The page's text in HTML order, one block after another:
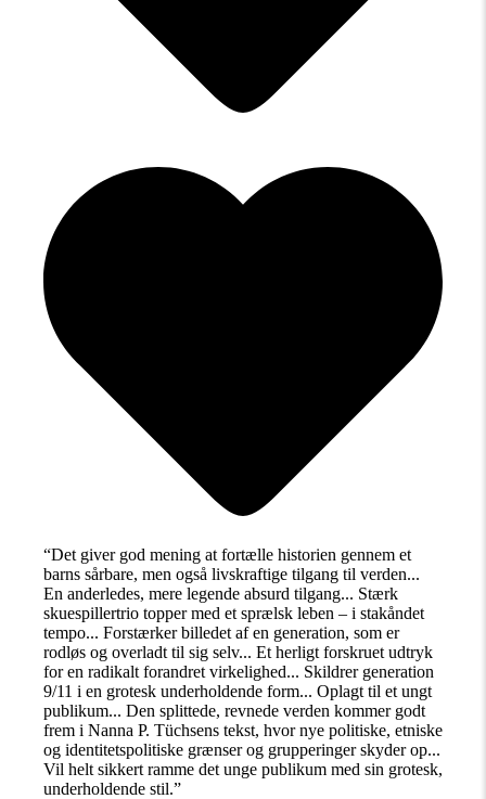
“Det giver god mening at fortælle historien gennem et
barns sårbare, men også livskraftige tilgang til verden...
En anderledes, mere legende absurd tilgang... Stærk
skuespillertrio topper med et sprælsk leben – i stakåndet
tempo... Forstærker billedet af en generation, som er
rodløs og overladt til sig selv... Et herligt forskruet udtryk
for en radikalt forandret virkelighed... Skildrer generation
9/11 i en grotesk underholdende form... Oplagt til et ungt
publikum... Den splittede, revnede verden kommer godt
frem i Nanna P. Tüchsens tekst, hvor nye politiske, etniske
og identitetspolitiske grænser og grupperinger skyder op...
Vil helt sikkert ramme det unge publikum med sin grotesk,
underholdende stil.”